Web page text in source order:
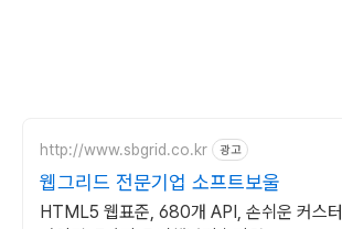
http://www.sbgrid.co.kr 광고
웹그리드 전문기업 소프트보울
HTML5 웹표준, 680개 API, 손쉬운 커스터